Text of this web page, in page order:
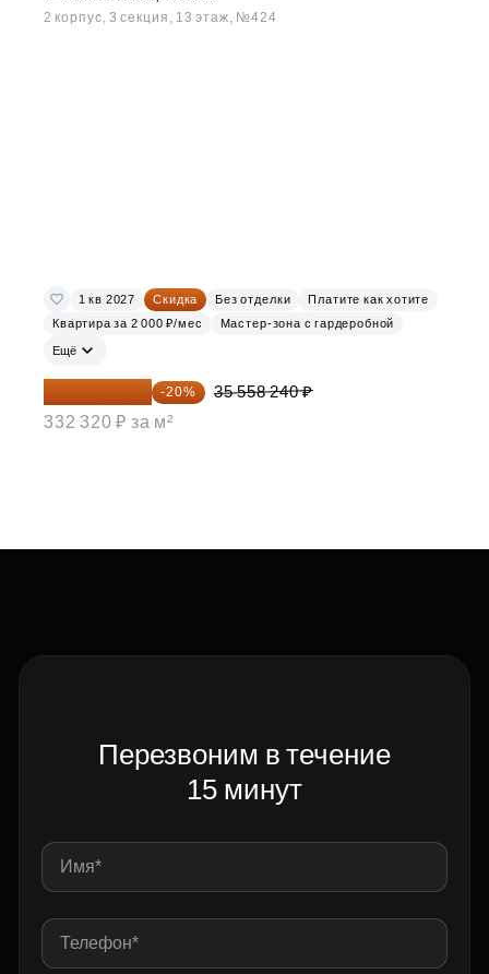
2 корпус, 3 секция, 13 этаж, №424
1 кв 2027 Скидка Без отделки
Платите как хотите
Квартира за 2 000 ₽/мес
Мастер-зона с гардеробной
Ещё
28 446 592 ₽ -20%
35 558 240 ₽
332 320 ₽ за м²
Перезвоним в течение
15 минут